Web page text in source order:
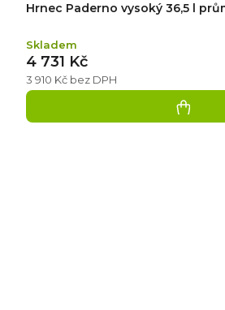
Hrnec Paderno vysoký 36,5 l
Skladem
3 910 Kč bez DPH
4 731 Kč